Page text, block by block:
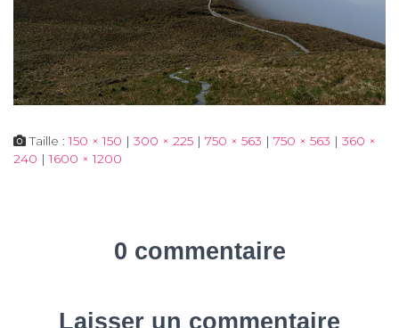
Taille :150 × 150 | 300 × 225 | 750 × 563 | 750 × 563 | 360 ×
240 | 1600 × 1200
0 commentaire
Laisser un commentaire